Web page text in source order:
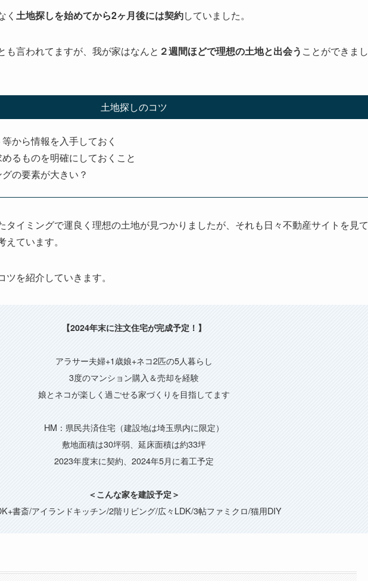
く 土地探しを始めてから2ヶ月後には契約していました。
も言われてますが、我が家はなんと ２週間ほどで理想の土地と出会う ことができまし
土地探しのコツ
から情報を入手しておく
るものを明確にしておくこと
の要素が大きい？
タイミングで運良く理想の土地が見つかりましたが、それも日々不動産サイトを見て
ています。
を紹介していきます。
【2024年末に注文住宅が完成予定！】
アラサー夫婦+1歳娘+ネコ2匹の5人暮らし
3度のマンション購入＆売却を経験
娘とネコが楽しく過ごせる家づくりを目指してます
HM：県民共済住宅（建設地は埼玉県内に限定）
敷地面積は30坪弱、延床面積は約33坪
2023年度末に契約、2024年5月に着工予定
＜こんな家を建設予定＞
書斎/アイランドキッチン/2階リビング/広々LDK/3帖ファミクロ/猫用DIY